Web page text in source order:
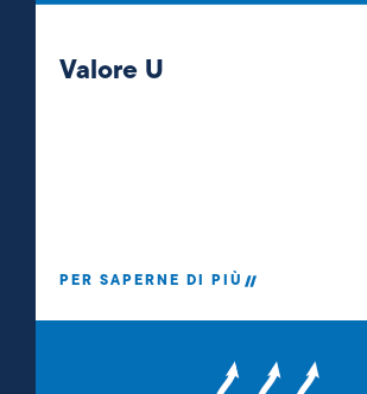
Valore U
PER SAPERNE DI PIÙ